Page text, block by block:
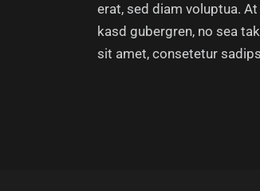
erat, sed diam voluptua.
kasd gubergren, no sea
sit amet, consetetur